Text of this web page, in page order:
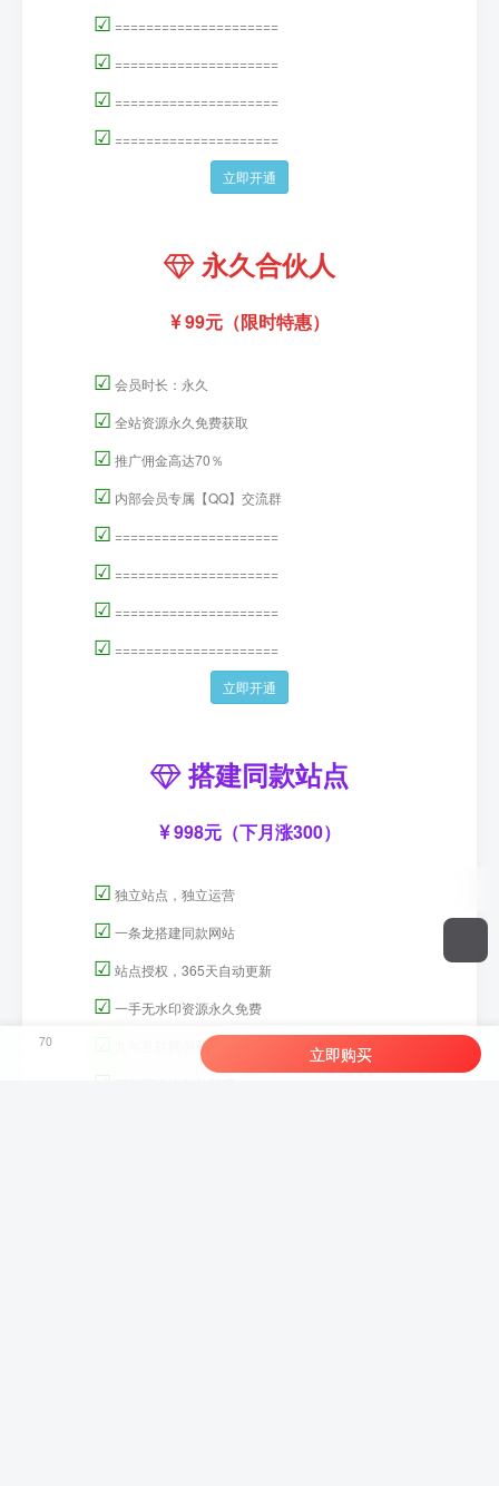
☑ =====================
☑ =====================
☑ =====================
☑ =====================
立即开通
永久合伙人
99元（限时特惠）
☑ 会员时长：永久
☑ 全站资源永久免费获取
☑ 推广佣金高达70％
☑ 内部会员专属【QQ】交流群
☑ =====================
☑ =====================
☑ =====================
☑ =====================
立即开通
搭建同款站点
998元（下月涨300）
☑ 独立站点，独立运营
☑ 一条龙搭建同款网站
☑ 站点授权，365天自动更新
☑ 一手无水印资源永久免费
九年互联网创业经验
70
立即购买